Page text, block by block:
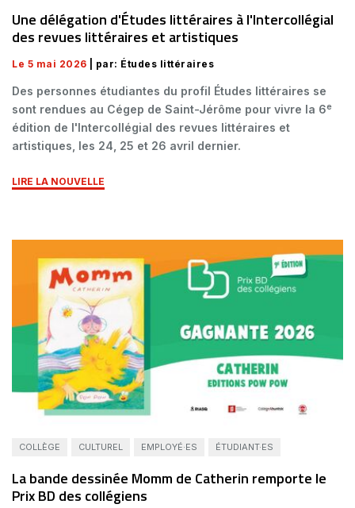
Une délégation d'Études littéraires à l'Intercollégial
des revues littéraires et artistiques
Le 5 mai 2026 | par: Études littéraires
Des personnes étudiantes du profil Études littéraires se
sont rendues au Cégep de Saint-Jérôme pour vivre la 6e
édition de l'Intercollégial des revues littéraires et
artistiques, les 24, 25 et 26 avril dernier.
LIRE LA NOUVELLE
COLLÈGE CULTUREL EMPLOYÉ·ES ÉTUDIANT·ES
La bande dessinée Momm de Catherin remporte le
Prix BD des collégiens